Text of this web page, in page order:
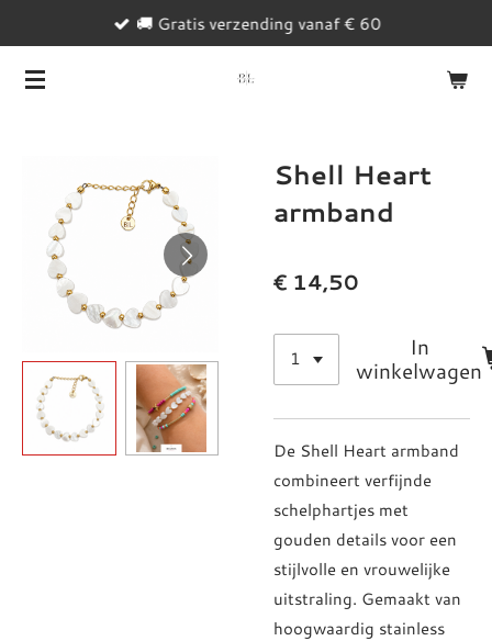
naar
🚚 Gratis verzending vanaf € 60
Shell Heart
armband
€ 14,50
In
winkelwagen
De Shell Heart armband
combineert verfijnde
schelphartjes met
gouden details voor een
stijlvolle en vrouwelijke
uitstraling. Gemaakt van
hoogwaardig stainless